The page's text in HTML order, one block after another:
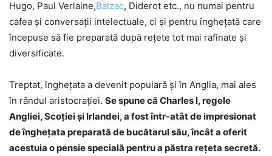
Hugo, Paul Verlaine,Balzac, Diderot etc., nu numai pentru
cafea și conversații intelectuale, ci și pentru îngheţată care
începuse să fie preparată după reţete tot mai rafinate şi
diversificate.
Treptat, îngheţata a devenit populară şi în Anglia, mai ales
în rândul aristocraţiei. Se spune că Charles I, regele
Angliei, Scoției și Irlandei, a fost într-atât de impresionat
de înghețata preparată de bucătarul său, încât a oferit
acestuia o pensie specială pentru a păstra rețeta secretă.